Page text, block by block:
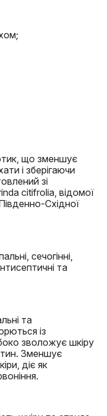
що зменшує
і зберігаючи
зі
citifrolia, відомої
Східної
сечогінні,
та
та
із
зволожує шкіру
Зменшує
діє як